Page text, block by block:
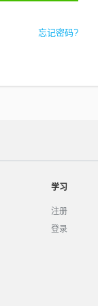
忘记密码?
学习
注册
登录